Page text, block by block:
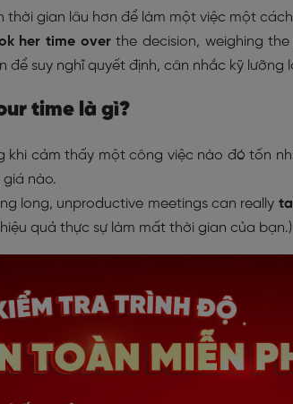
thời gian lâu hơn để làm một việc một
her time overthe decision, weighing
để suy nghĩ quyết định, cân nhắc kỹ lưỡng
time là gì?
khi cảm thấy một công việc nào đó tốn
nào.
long, unproductive meetings can really
quả thực sự làm mất thời gian của bạn.)